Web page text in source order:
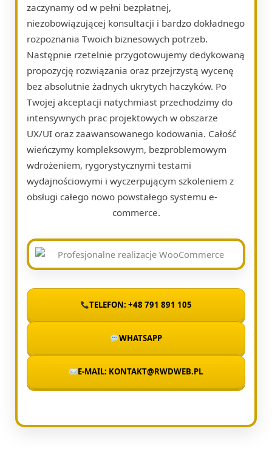
zaczynamy od w pełni bezpłatnej,
niezobowiązującej konsultacji i bardzo dokładnego
rozpoznania Twoich biznesowych potrzeb.
Następnie rzetelnie przygotowujemy dedykowaną
propozycję rozwiązania oraz przejrzystą wycenę
bez absolutnie żadnych ukrytych haczyków. Po
Twojej akceptacji natychmiast przechodzimy do
intensywnych prac projektowych w obszarze
UX/UI oraz zaawansowanego kodowania. Całość
wieńczymy kompleksowym, bezproblemowym
wdrożeniem, rygorystycznymi testami
wydajnościowymi i wyczerpującym szkoleniem z
obsługi całego nowo powstałego systemu e-
commerce.
TELEFON: +48 791 891 105
WHATSAPP
E-MAIL: KONTAKT@RWDWEB.PL